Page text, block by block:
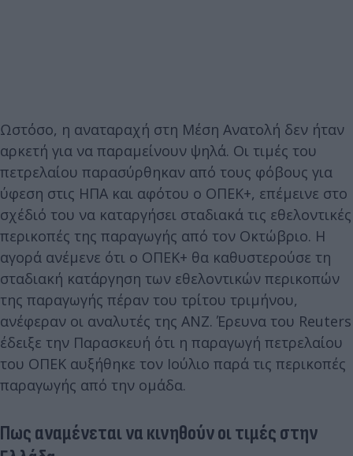
Ωστόσο, η αναταραχή στη Μέση Ανατολή δεν ήταν
αρκετή για να παραμείνουν ψηλά. Οι τιμές του
πετρελαίου παρασύρθηκαν από τους φόβους για
ύφεση στις ΗΠΑ και αφότου ο ΟΠΕΚ+, επέμεινε στο
σχέδιό του να καταργήσει σταδιακά τις εθελοντικές
περικοπές της παραγωγής από τον Οκτώβριο. Η
αγορά ανέμενε ότι ο ΟΠΕΚ+ θα καθυστερούσε τη
σταδιακή κατάργηση των εθελοντικών περικοπών
της παραγωγής πέραν του τρίτου τριμήνου,
ανέφεραν οι αναλυτές της ANZ. Έρευνα του Reuters
έδειξε την Παρασκευή ότι η παραγωγή πετρελαίου
του ΟΠΕΚ αυξήθηκε τον Ιούλιο παρά τις περικοπές
παραγωγής από την ομάδα.
Πως αναμένεται να κινηθούν οι τιμές στην